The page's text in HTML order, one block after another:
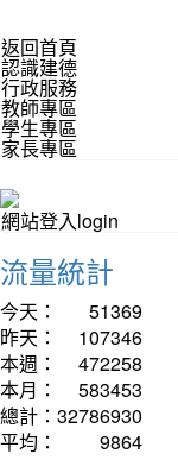
返回首頁
認識建德
行政服務
教師專區
學生專區
家長專區
網站登入login
流量統計
今天：
51369
昨天：
107346
本週：
472258
本月：
583453
總計： 32786930
平均：
9864